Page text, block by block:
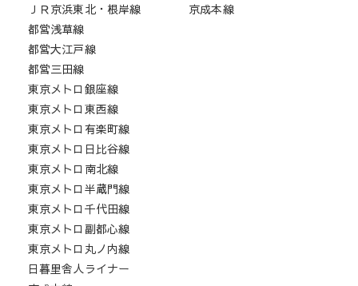
ＪＲ京浜東北・根岸線
都営浅草線
都営大江戸線
都営三田線
東京メトロ銀座線
東京メトロ東西線
東京メトロ有楽町線
東京メトロ日比谷線
東京メトロ南北線
東京メトロ半蔵門線
東京メトロ千代田線
東京メトロ副都心線
東京メトロ丸ノ内線
日暮里舎人ライナー
京成本線